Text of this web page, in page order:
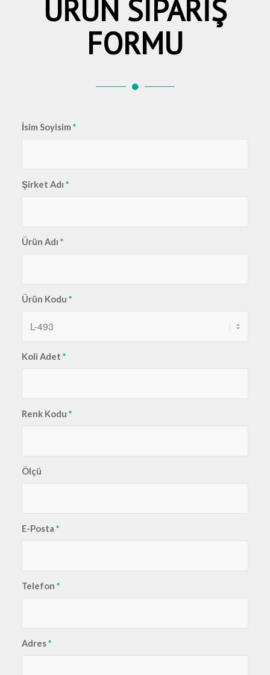
ÜRÜN SİPARİŞ
FORMU
İsim Soyisim *
Şirket Adı *
Ürün Adı *
Ürün Kodu *
Koli Adet *
Renk Kodu *
Ölçü
E-Posta *
Telefon *
Adres*